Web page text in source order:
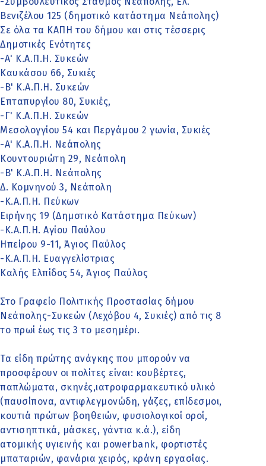
Βενιζέλου 125 (δημοτικό κατάστημα Νεάπολης)
Σε όλα τα ΚΑΠΗ του δήμου και στις τέσσερις
Δημοτικές Ενότητες
-Α' Κ.Α.Π.Η. Συκεών
Καυκάσου 66, Συκιές
-Β' Κ.Α.Π.Η. Συκεών
Επταπυργίου 80, Συκιές,
-Γ' Κ.Α.Π.Η. Συκεών
Μεσολογγίου 54 και Περγάμου 2 γωνία, Συκιές
-Α' Κ.Α.Π.Η. Νεάπολης
Κουντουριώτη 29, Νεάπολη
-Β' Κ.Α.Π.Η. Νεάπολης
Δ. Κομνηνού 3, Νεάπολη
-Κ.Α.Π.Η. Πεύκων
Ειρήνης 19 (Δημοτικό Κατάστημα Πεύκων)
-Κ.Α.Π.Η. Αγίου Παύλου
Ηπείρου 9-11, Άγιος Παύλος
-Κ.Α.Π.Η. Ευαγγελίστριας
Καλής Ελπίδος 54, Άγιος Παύλος
Στο Γραφείο Πολιτικής Προστασίας δήμου
Νεάπολης-Συκεών (Λεχόβου 4, Συκιές) από τις 8
το πρωί έως τις 3 το μεσημέρι.
Τα είδη πρώτης ανάγκης που μπορούν να
προσφέρουν οι πολίτες είναι: κουβέρτες,
παπλώματα, σκηνές,ιατροφαρμακευτικό υλικό
(παυσίπονα, αντιφλεγμονώδη, γάζες, επίδεσμοι,
κουτιά πρώτων βοηθειών, φυσιολογικοί οροί,
αντισηπτικά, μάσκες, γάντια κ.ά.), είδη
ατομικής υγιεινής και powerbank, φορτιστές
μπαταριών, φανάρια χειρός, κράνη εργασίας.